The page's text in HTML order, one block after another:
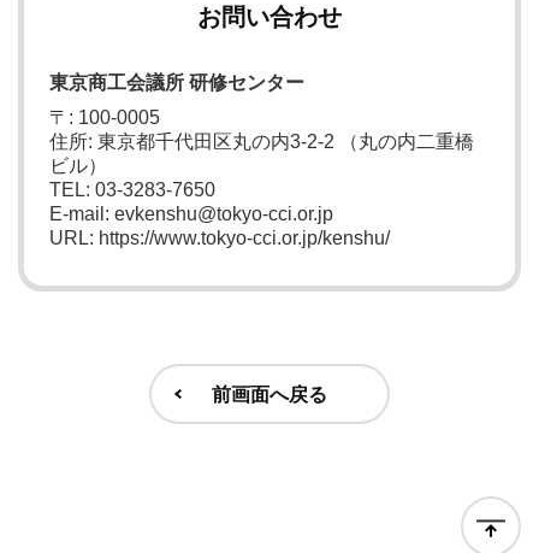
お問い合わせ
東京商工会議所 研修センター
〒: 100-0005
住所: 東京都千代田区丸の内3-2-2 （丸の内二重橋
ビル）
TEL: 03-3283-7650
E-mail: evkenshu@tokyo-cci.or.jp
URL: https://www.tokyo-cci.or.jp/kenshu/
前画面へ戻る